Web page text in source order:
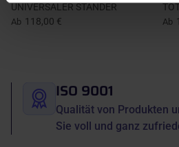
UNIVERSALER STÄNDER
Ab 118,00 € Ab
ISO 9001
Qualität von Produkten
Sie voll und ganz